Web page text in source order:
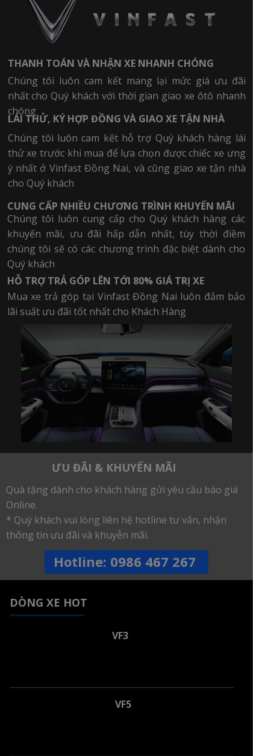
THANH TOÁN VÀ NHẬN XE NHANH CHÓNG
Chúng tôi luôn cam kết mang lại mức giá ưu đãi
nhất cho Quý khách với thời gian giao xe ôtô nhanh
chóng
HỖ TRỢ TRẢ GÓP LÊN TỚI 80% GIÁ TRỊ XE
Mua xe trả góp tại Vinfast Đồng Nai luôn đảm bảo
lãi suất ưu đãi tốt nhất cho Khách Hàng
LÁI THỬ, KÝ HỢP ĐỒNG VÀ GIAO XE TẬN NHÀ
Chúng tôi luôn cam kết hỗ trợ Quý khách hàng lái
thử xe trước khi mua để lựa chọn được chiếc xe ưng
ý nhất ở Vinfast Đồng Nai, và cũng giao xe tận nhà
cho Quý khách
CUNG CẤP NHIỀU CHƯƠNG TRÌNH KHUYẾN MÃI
Chúng tôi luôn cung cấp cho Quý khách hàng các
khuyến mãi, ưu đãi hấp dẫn nhất, tùy thời điềm
chúng tôi sẽ có các chương trình đặc biệt dành cho
Quý khách
ƯU ĐÃI & KHUYẾN MÃI
Quà tặng dành cho khách hàng gửi yêu cầu báo giá
Online.
* Quý khách vui lòng liên hệ hotline tư vấn, nhận
thông tin ưu đãi và khuyễn mãi.
Hotline: 0986 467 267
DÒNG XE HOT
VF3
VF5